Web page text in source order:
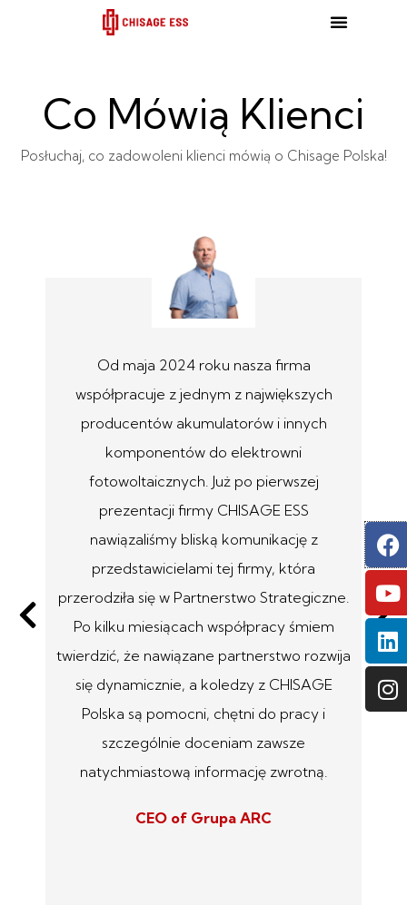
Co Mówią Klienci
Posłuchaj, co zadowoleni klienci mówią o Chisage Polska!
Od maja 2024 roku nasza firma
współpracuje z jednym z największych
producentów akumulatorów i innych
komponentów do elektrowni
fotowoltaicznych. Już po pierwszej
prezentacji firmy CHISAGE ESS
nawiązaliśmy bliską komunikację z
przedstawicielami tej firmy, która
przerodziła się w Partnerstwo Strategiczne.
Po kilku miesiącach współpracy śmiem
twierdzić, że nawiązane partnerstwo rozwija
się dynamicznie, a koledzy z CHISAGE
Polska są pomocni, chętni do pracy i
szczególnie doceniam zawsze
natychmiastową informację zwrotną.
CEO of Grupa ARC